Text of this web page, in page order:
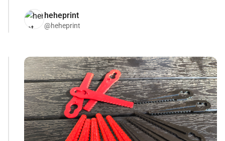
heheprint
@heheprint